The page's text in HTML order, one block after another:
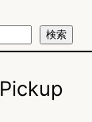
検索
Pickup